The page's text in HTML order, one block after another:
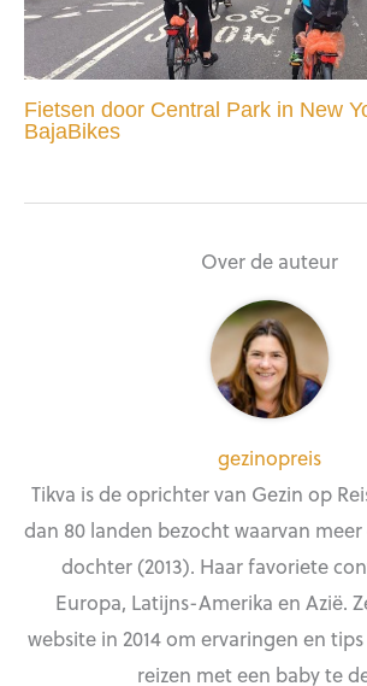
Fietsen door Central Park in New
BajaBikes
Over de auteur
gezinopreis
Tikva is de oprichter van Gezin op
dan 80 landen bezocht waarvan
dochter (2013). Haar favoriete
Europa, Latijns-Amerika en Azië.
website in 2014 om ervaringen en
reizen met een baby te